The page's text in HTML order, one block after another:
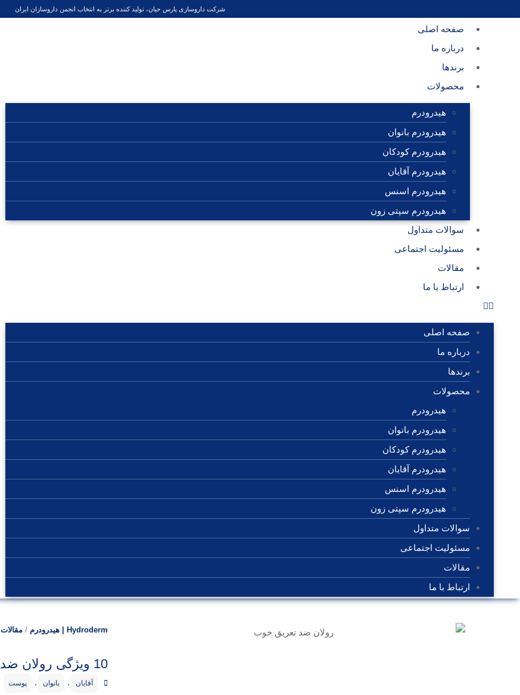
شرکت داروسازی پارس حیان، تولید کننده برتر به انتخاب انجمن داروسازان ایران
صفحه اصلی
درباره ما
برندها
محصولات
هیدرودرم
هیدرودرم بانوان
هیدرودرم کودکان
هیدرودرم آقایان
هیدرودرم اسنس
هیدرودرم سپتی زون
سوالات متداول
مسئولیت اجتماعی
مقالات
ارتباط با ما
صفحه اصلی
درباره ما
برندها
محصولات
هیدرودرم
هیدرودرم بانوان
هیدرودرم کودکان
هیدرودرم آقایان
هیدرودرم اسنس
هیدرودرم سپتی زون
سوالات متداول
مسئولیت اجتماعی
مقالات
ارتباط با ما
Hydroderm | هیدرودرم / مقالات
10 ویژگی رولان ضد تعریق و دئودورانت خوب
آقایان ، بانوان ، پوست